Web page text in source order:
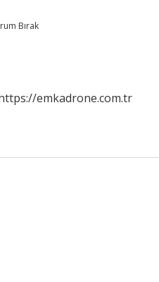
Bırak
emkadrone.com.tr